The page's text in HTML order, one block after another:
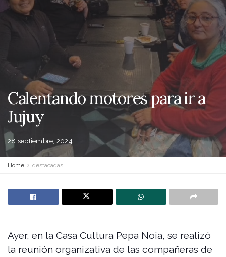
Calentando motores para ir a
Jujuy
28 septiembre, 2024
Home destacadas
Ayer, en la Casa Cultura Pepa Noia, se realizó
la reunión organizativa de las compañeras de